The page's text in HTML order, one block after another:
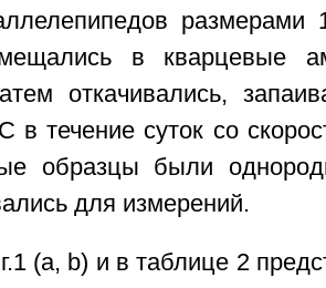
размерами
в кварцевые
откачивались,
в течение суток со
образцы были
для измерений.
(a, b) и в таблице 2